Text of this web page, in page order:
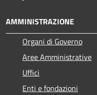
AMMINISTRAZIONE
Organi di Governo
Aree Amministrative
Uffici
Enti e fondazioni